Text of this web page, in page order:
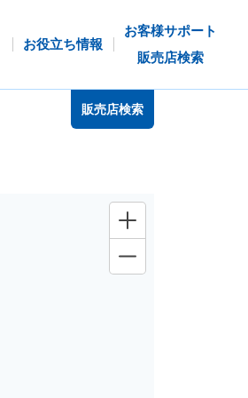
お役立ち情報
お客様サポート
販売店検索
販売店検索